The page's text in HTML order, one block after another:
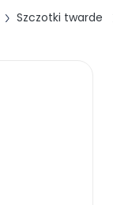
Szczotki twarde